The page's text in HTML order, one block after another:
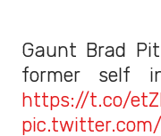
Gaunt Brad
former self
https://t.co/
pic.twitter.com/